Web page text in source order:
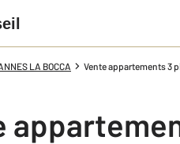
LA BOCCA Vente appartements 3